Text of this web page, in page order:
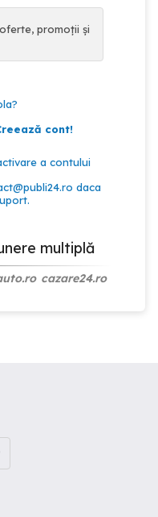
promoții și
cont!
a contului
daca
multiplă
cazare24.ro